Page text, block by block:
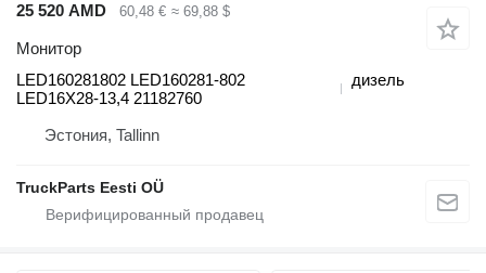
25 520 AMD 60,48 € ≈ 69,88 $
Монитор
LED160281802 LED160281-802
LED16X28-13,4 21182760
дизель
Эстония, Tallinn
TruckParts Eesti OÜ